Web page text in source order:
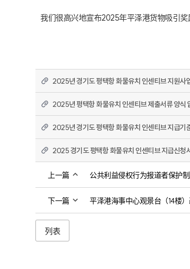
我们很高兴地宣布2025年平泽港货物吸引奖
2025년 경기도 평택항 화물유치 인센티브 지원사
2025년 평택항 화물유치 인센티브 제출서류 양식
2025년 경기도 평택항 화물유치 인센티브 지급
2025 경기도 평택항 화물유치 인센티브 지급신청
上一篇 公共利益侵权行为报道者保护
下一篇 平泽港海事中心观景台（14楼
列表